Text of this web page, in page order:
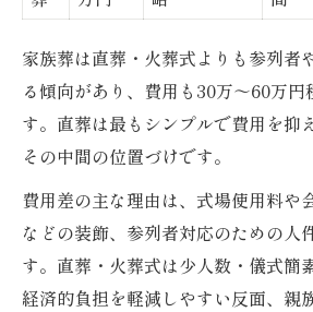
家族葬は直葬・火葬式よりも参列者
る傾向があり、費用も30万～60万円
す。直葬は最もシンプルで費用を抑
その中間の位置づけです。
費用差の主な理由は、式場使用料や
などの装飾、参列者対応のための人
す。直葬・火葬式は少人数・儀式簡
経済的負担を軽減しやすい反面、親